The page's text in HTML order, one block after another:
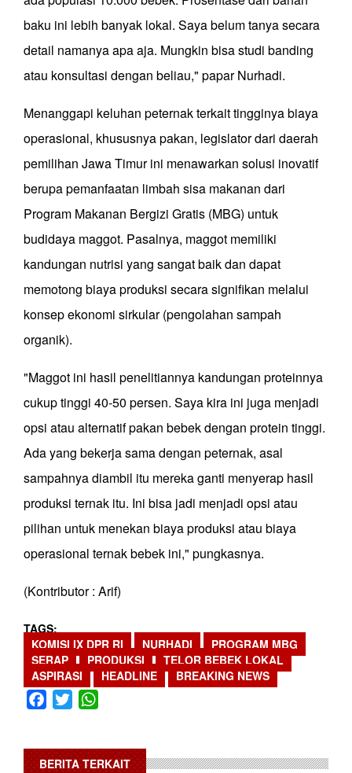
baku ini lebih banyak lokal. Saya belum tanya secara
detail namanya apa aja. Mungkin bisa studi banding
atau konsultasi dengan beliau," papar Nurhadi.
Menanggapi keluhan peternak terkait tingginya biaya
operasional, khususnya pakan, legislator dari daerah
pemilihan Jawa Timur ini menawarkan solusi inovatif
berupa pemanfaatan limbah sisa makanan dari
Program Makanan Bergizi Gratis (MBG) untuk
budidaya maggot. Pasalnya, maggot memiliki
kandungan nutrisi yang sangat baik dan dapat
memotong biaya produksi secara signifikan melalui
konsep ekonomi sirkular (pengolahan sampah
organik).
"Maggot ini hasil penelitiannya kandungan proteinnya
cukup tinggi 40-50 persen. Saya kira ini juga menjadi
opsi atau alternatif pakan bebek dengan protein tinggi.
Ada yang bekerja sama dengan peternak, asal
sampahnya diambil itu mereka ganti menyerap hasil
produksi ternak itu. Ini bisa jadi menjadi opsi atau
pilihan untuk menekan biaya produksi atau biaya
operasional ternak bebek ini," pungkasnya.
(Kontributor : Arif)
TAGS
KOMISI IX DPR RI
NURHADI
PROGRAM MBG
SERAP
PRODUKSI
TELOR BEBEK LOKAL
ASPIRASI
HEADLINE BREAKING NEWS
Facebook
Twitter
BERITA TERKAIT